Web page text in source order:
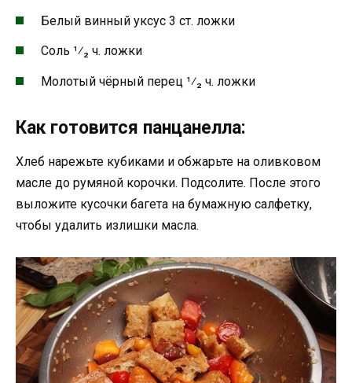
Белый винный уксус 3 ст. ложки
Соль ¹⁄₂ ч. ложки
Молотый чёрный перец ¹⁄₂ ч. ложки
Как готовится панцанелла:
Хлеб нарежьте кубиками и обжарьте на оливковом
масле до румяной корочки. Подсолите. После этого
выложите кусочки багета на бумажную салфетку,
чтобы удалить излишки масла.